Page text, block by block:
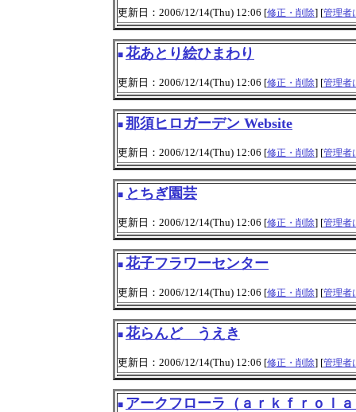
更新日：2006/12/14(Thu) 12:06 [修正・削除] [管理者
■ 花あとり絵ひまわり
更新日：2006/12/14(Thu) 12:06 [修正・削除] [管理者
■ 那須ヒロガーデン Website
更新日：2006/12/14(Thu) 12:06 [修正・削除] [管理者
■ とちぎ園芸
更新日：2006/12/14(Thu) 12:06 [修正・削除] [管理者
■ 花子フラワーセンター
更新日：2006/12/14(Thu) 12:06 [修正・削除] [管理者
■ 花らんど うえき
更新日：2006/12/14(Thu) 12:06 [修正・削除] [管理者
■ アークフローラ（ａｒｋｆｒｏｌ